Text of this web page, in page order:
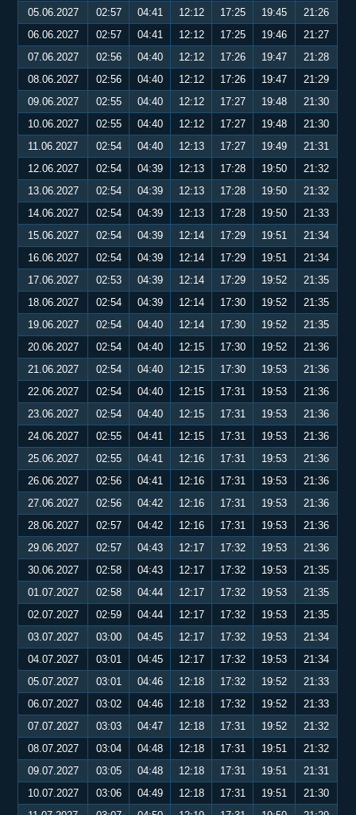
05.06.2027
02:57 04:41 12:12 17:25 19:45
21:26
06.06.2027
02:57 04:41 12:12 17:25 19:46
21:27
07.06.2027
02:56 04:40 12:12 17:26 19:47
21:28
08.06.2027
02:56 04:40 12:12 17:26 19:47
21:29
09.06.2027
02:55 04:40 12:12 17:27 19:48
21:30
10.06.2027
02:55 04:40 12:12 17:27 19:48
21:30
11.06.2027
02:54 04:40 12:13 17:27 19:49
21:31
12.06.2027
02:54 04:39 12:13 17:28 19:50
21:32
13.06.2027
02:54 04:39 12:13 17:28 19:50
21:32
14.06.2027
02:54 04:39 12:13 17:28 19:50
21:33
15.06.2027
02:54 04:39 12:14 17:29 19:51
21:34
16.06.2027
02:54 04:39 12:14 17:29 19:51
21:34
17.06.2027
02:53 04:39 12:14 17:29 19:52
21:35
18.06.2027
02:54 04:39 12:14 17:30 19:52
21:35
19.06.2027
02:54 04:40 12:14 17:30 19:52
21:35
20.06.2027
02:54 04:40 12:15 17:30 19:52
21:36
21.06.2027
02:54 04:40 12:15 17:30 19:53
21:36
22.06.2027
02:54 04:40 12:15 17:31 19:53
21:36
23.06.2027
02:54 04:40 12:15 17:31 19:53
21:36
24.06.2027
02:55 04:41 12:15 17:31 19:53
21:36
25.06.2027
02:55 04:41 12:16 17:31 19:53
21:36
26.06.2027
02:56 04:41 12:16 17:31 19:53
21:36
27.06.2027
02:56 04:42 12:16 17:31 19:53
21:36
28.06.2027
02:57 04:42 12:16 17:31 19:53
21:36
29.06.2027
02:57 04:43 12:17 17:32 19:53
21:36
30.06.2027
02:58 04:43 12:17 17:32 19:53
21:35
01.07.2027
02:58 04:44 12:17 17:32 19:53
21:35
02.07.2027
02:59 04:44 12:17 17:32 19:53
21:35
03.07.2027
03:00 04:45 12:17 17:32 19:53
21:34
04.07.2027
03:01 04:45 12:17 17:32 19:53
21:34
05.07.2027
03:01 04:46 12:18 17:32 19:52
21:33
06.07.2027
03:02 04:46 12:18 17:32 19:52
21:33
07.07.2027
03:03 04:47 12:18 17:31 19:52
21:32
08.07.2027
03:04 04:48 12:18 17:31 19:51
21:32
09.07.2027
03:05 04:48 12:18 17:31 19:51
21:31
10.07.2027
03:06 04:49 12:18 17:31 19:51
21:30